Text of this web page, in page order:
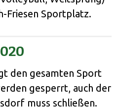
Friesen Sportplatz.
den gesamten Sport
gesperrt, auch der
muss schließen.